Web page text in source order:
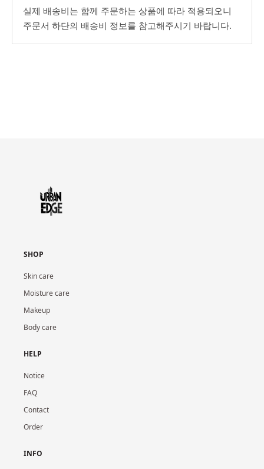
실제 배송비는 함께 주문하는 상품에 따라 적용되오니
주문서 하단의 배송비 정보를 참고해주시기 바랍니다.
SHOP
Skin care
Moisture care
Makeup
Body care
HELP
Notice
FAQ
Contact
Order
INFO